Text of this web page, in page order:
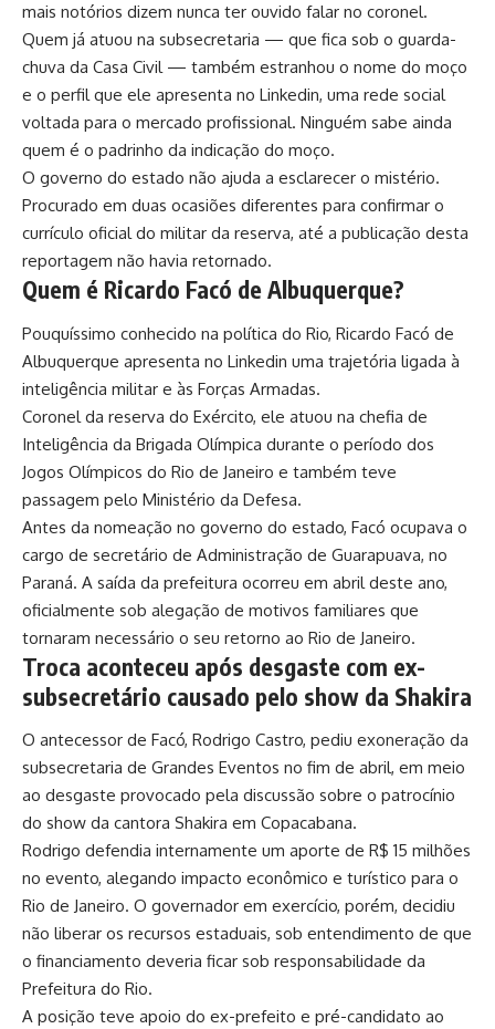
mais notórios dizem nunca ter ouvido falar no coronel.
Quem já atuou na subsecretaria — que fica sob o guarda-
chuva da Casa Civil — também estranhou o nome do moço
e o perfil que ele apresenta no Linkedin, uma rede social
voltada para o mercado profissional. Ninguém sabe ainda
quem é o padrinho da indicação do moço.
O governo do estado não ajuda a esclarecer o mistério.
Procurado em duas ocasiões diferentes para confirmar o
currículo oficial do militar da reserva, até a publicação desta
reportagem não havia retornado.
Quem é Ricardo Facó de Albuquerque?
Pouquíssimo conhecido na política do Rio, Ricardo Facó de
Albuquerque apresenta no Linkedin uma trajetória ligada à
inteligência militar e às Forças Armadas.
Coronel da reserva do Exército, ele atuou na chefia de
Inteligência da Brigada Olímpica durante o período dos
Jogos Olímpicos do Rio de Janeiro e também teve
passagem pelo Ministério da Defesa.
Antes da nomeação no governo do estado, Facó ocupava o
cargo de secretário de Administração de Guarapuava, no
Paraná. A saída da prefeitura ocorreu em abril deste ano,
oficialmente sob alegação de motivos familiares que
tornaram necessário o seu retorno ao Rio de Janeiro.
Troca aconteceu após desgaste com ex-
subsecretário causado pelo show da Shakira
O antecessor de Facó, Rodrigo Castro, pediu exoneração da
subsecretaria de Grandes Eventos no fim de abril, em meio
ao desgaste provocado pela discussão sobre o patrocínio
do show da cantora Shakira em Copacabana.
Rodrigo defendia internamente um aporte de R$ 15 milhões
no evento, alegando impacto econômico e turístico para o
Rio de Janeiro. O governador em exercício, porém, decidiu
não liberar os recursos estaduais, sob entendimento de que
o financiamento deveria ficar sob responsabilidade da
Prefeitura do Rio.
A posição teve apoio do ex-prefeito e pré-candidato ao